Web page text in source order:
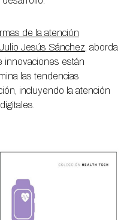
de la atención
Julio Jesús Sánchez , aborda
innovaciones están
las tendencias
incluyendo la atención